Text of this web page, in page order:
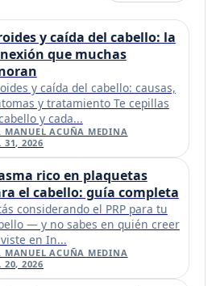
y caída del cabello: la
que muchas
y caída del cabello: causas,
y tratamiento Te cepillas
y cada...
MANUEL ACUÑA MEDINA
31, 2026
rico en plaquetas
el cabello: guía completa
considerando el PRP para tu
— y no sabes en quién creer
en In...
MANUEL ACUÑA MEDINA
20, 2026